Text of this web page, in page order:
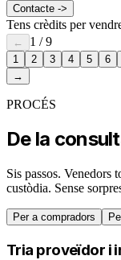
Contacte ->
Tens crèdits per
←
1 /9
1 2 3 4 5 6
→
PROCÉS
De la
Sis passos. Venedors
custòdia. Sense
Per a compradors
Tria proveïdor i